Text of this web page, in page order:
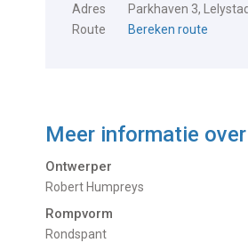
Adres
Parkhaven 3,
Route
Bereken route
Meer informatie
Ontwerper
Robert Humpreys
Rompvorm
Rondspant